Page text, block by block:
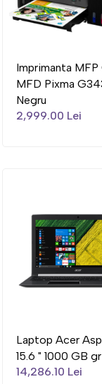
Imprimanta MFP
MFD Pixma
Negru
2,999.00 Lei
Laptop Acer
15.6 " 1000 GB
14,286.10 Lei